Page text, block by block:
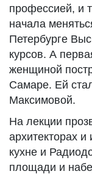
профессией, и
начала
Петербурге
курсов. А
женщиной
Самаре. Ей
Максимовой.
На лекции
архитекторах
кухне и
площади и